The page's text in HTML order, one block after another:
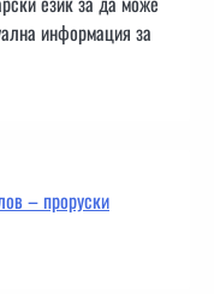
информация за
– проруски